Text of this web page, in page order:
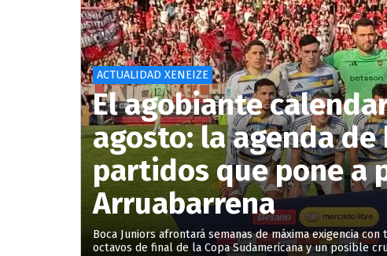
ACTUALIDAD XENEIZE
El agobiante
agosto: la agenda
partidos que pone a
Arruabarrena
Boca Juniors afrontará semanas de máxima exigencia
octavos de final de la Copa Sudamericana y un posible